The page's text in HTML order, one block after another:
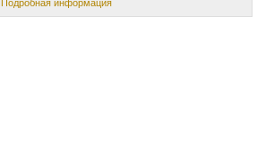
Подробная информация